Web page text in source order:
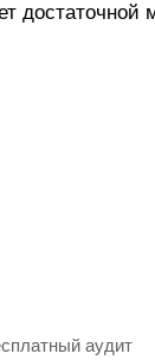
аудит